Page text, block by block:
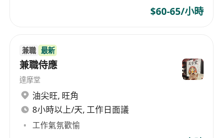
$60-65/小時
兼職 最新
兼職侍應
達摩堂
油尖旺, 旺角
8小時以上/天, 工作日面議
工作氣氛歡愉